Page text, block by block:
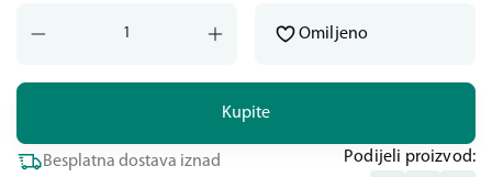
Kupite
Omiljeno
Besplatna dostava iznad
Podijeli proizvod: